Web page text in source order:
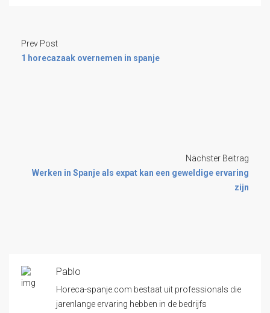
Prev Post
1 horecazaak overnemen in spanje
Nächster Beitrag
Werken in Spanje als expat kan een geweldige ervaring
zijn
Pablo
Horeca-spanje.com bestaat uit professionals die
jarenlange ervaring hebben in de bedrijfs